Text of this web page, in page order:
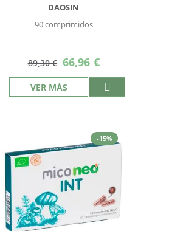
DAOSIN
90 comprimidos
89,30 € Precio
especial
66,96 €
VER MÁS
-15%